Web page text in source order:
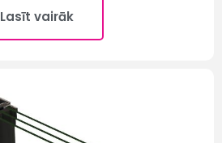
Lasīt vairāk